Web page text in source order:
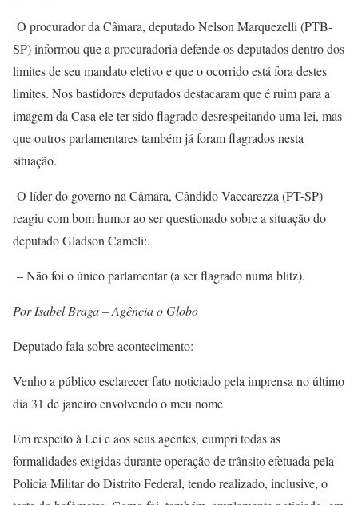
O procurador da Câmara, deputado Nelson Marquezelli (PTB-
SP) informou que a procuradoria defende os deputados dentro dos
limites de seu mandato eletivo e que o ocorrido está fora destes
limites. Nos bastidores deputados destacaram que é ruim para a
imagem da Casa ele ter sido flagrado desrespeitando uma lei, mas
que outros parlamentares também já foram flagrados nesta
situação.
O líder do governo na Câmara, Cândido Vaccarezza (PT-SP)
reagiu com bom humor ao ser questionado sobre a situação do
deputado Gladson Cameli:.
– Não foi o único parlamentar (a ser flagrado numa blitz).
Por Isabel Braga – Agência o Globo
Deputado fala sobre acontecimento:
Venho a público esclarecer fato noticiado pela imprensa no último
dia 31 de janeiro envolvendo o meu nome
Em respeito à Lei e aos seus agentes, cumpri todas as
formalidades exigidas durante operação de trânsito efetuada pela
Policia Militar do Distrito Federal, tendo realizado, inclusive, o